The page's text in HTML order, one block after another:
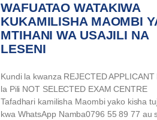
WAFUATAO WATAKIWA
KUKAMILISHA MAOMBI
MTIHANI WA USAJILI NA
LESENI
Kundi la kwanza REJECTED APPLICANT
la Pili NOT SELECTED EXAM CENTRE
Tafadhari kamilisha Maombi yako kisha
kwa WhatsApp Namba0796 55 89 77 au